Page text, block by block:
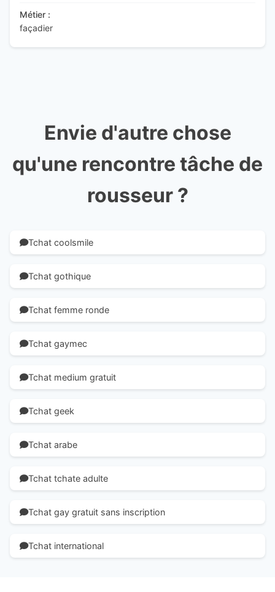
Métier :
façadier
Envie d'autre chose
qu'une rencontre tâche de
rousseur ?
Tchat coolsmile
Tchat gothique
Tchat femme ronde
Tchat gaymec
Tchat medium gratuit
Tchat geek
Tchat arabe
Tchat tchate adulte
Tchat gay gratuit sans inscription
Tchat international